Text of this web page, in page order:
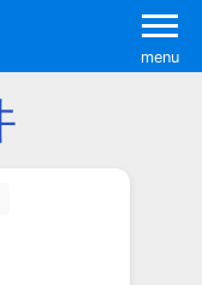
menu